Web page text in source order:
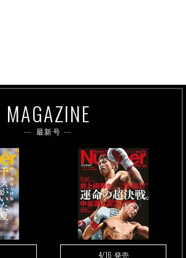
MAGAZINE
最新号
4/16 発売